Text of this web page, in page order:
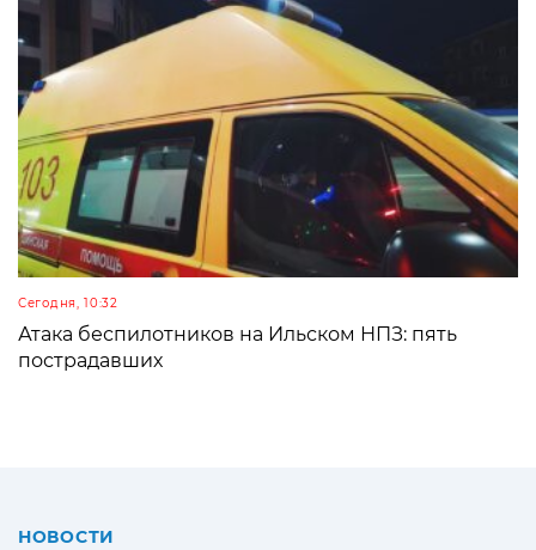
Сегодня, 10:32
Атака беспилотников на Ильском НПЗ: пять
пострадавших
НОВОСТИ